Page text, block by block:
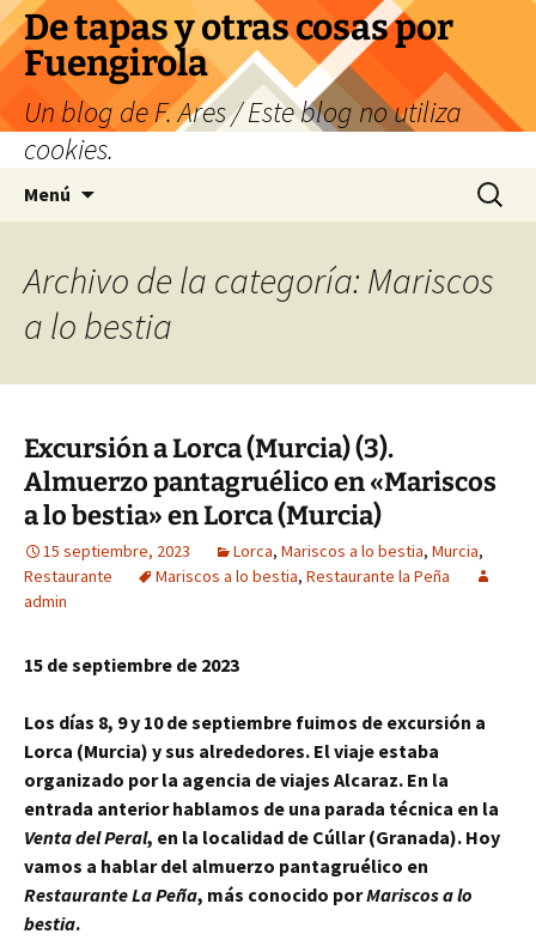
Saltar
al
contenido
De tapas y otras cosas por
Fuengirola
Un blog de F. Ares / Este blog no utiliza
cookies.
Menú Buscar:
Archivo de la categoría: Mariscos
a lo bestia
Excursión a Lorca (Murcia) (3).
Almuerzo pantagruélico en «Mariscos
a lo bestia» en Lorca (Murcia)
15 septiembre, 2023 Lorca, Mariscos a lo bestia, Murcia,
Restaurante
Mariscos a lo bestia, Restaurante la Peña
admin
15 de septiembre de 2023
Los días 8, 9 y 10 de septiembre fuimos de excursión a
Lorca (Murcia) y sus alrededores. El viaje estaba
organizado por la agencia de viajes Alcaraz. En la
entrada anterior hablamos de una parada técnica en la
Venta del Peral, en la localidad de Cúllar (Granada). Hoy
vamos a hablar del almuerzo pantagruélico en
Restaurante La Peña, más conocido porMariscos a lo
bestia.